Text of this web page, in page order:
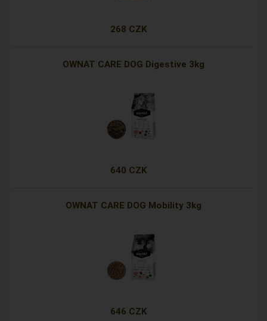
268 CZK
OWNAT CARE DOG Digestive 3kg
640 CZK
OWNAT CARE DOG Mobility 3kg
646 CZK